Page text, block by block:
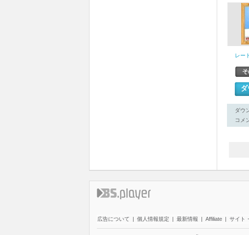
レー
ダウ
コメ
広告について | 個人情報規定 | 最新情報 | Affiliate | サイト